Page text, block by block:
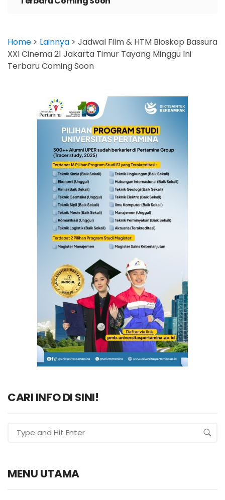
Home > Lainnya > Jadwal Film & HTM Bioskop Bassura
XXI Cinema 21 Jakarta Timur Tayang Minggu Ini
Terbaru Coming Soon
CARI INFO DI SINI!
MENU UTAMA